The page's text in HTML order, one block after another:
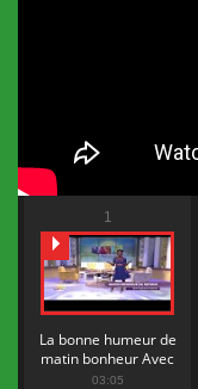
1
La bonne humeur de
matin bonheur Avec
Flopy Mendosa
03:05